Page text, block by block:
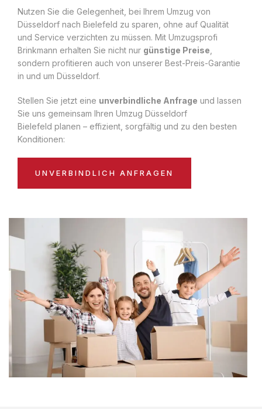
Nutzen Sie die Gelegenheit, bei Ihrem Umzug von
Düsseldorf nach Bielefeld zu sparen, ohne auf Qualität
und Service verzichten zu müssen. Mit Umzugsprofi
Brinkmann erhalten Sie nicht nur günstige Preise
sondern profitieren auch von unserer Best-Preis-Garantie
in und um Düsseldorf.
Stellen Sie jetzt eine unverbindliche Anfrage und lassen
Sie uns gemeinsam Ihren Umzug Düsseldorf
Bielefeld planen – effizient, sorgfältig und zu den besten
Konditionen:
UNVERBINDLICH ANFRAGEN